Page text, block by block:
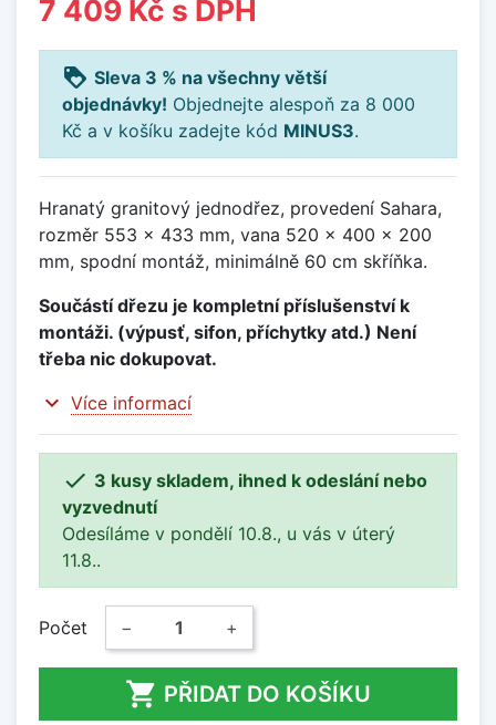
7 409 Kč s DPH
loyalty Sleva 3 % na všechny větší
objednávky! Objednejte alespoň za 8 000
Kč a v košíku zadejte kód MINUS3.
Hranatý granitový jednodřez, provedení Sahara,
rozměr 553 x 433 mm, vana 520 x 400 x 200
mm, spodní montáž, minimálně 60 cm skříňka.
Součástí dřezu je kompletní příslušenství k
montáži. (výpusť, sifon, příchytky atd.) Není
třeba nic dokupovat.
expand_more Více informací
 3 kusy skladem, ihned k odeslání nebo
vyzvednutí
Odesíláme v pondělí 10.8., u vás v úterý
11.8..
Počet − +
 PŘIDAT DO KOŠÍKU